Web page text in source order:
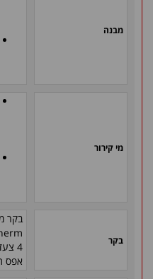
מבנה
מי קירור
בקר
4
אפס